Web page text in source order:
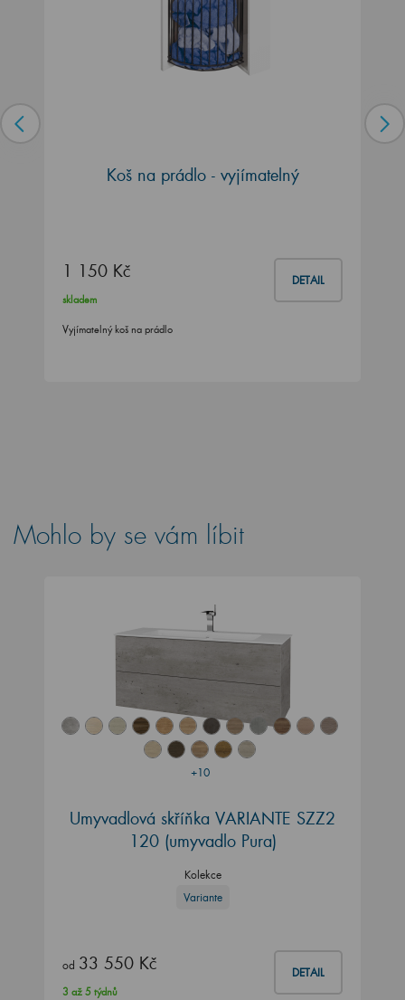
Koš na prádlo - vyjímatelný
1 150 Kč DETAIL
skladem
Vyjímatelný koš na prádlo
Mohlo by se vám líbit
+10
Umyvadlová skříňka VARIANTE SZZ2
120 (umyvadlo Pura)
Kolekce
Variante
od 33 550 Kč DETAIL
3 až 5 týdnů